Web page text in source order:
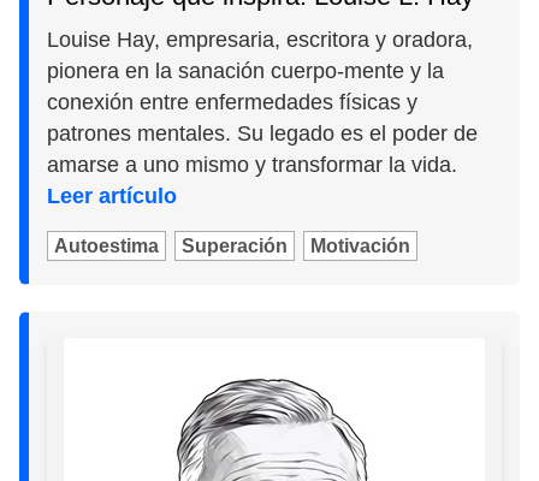
Louise Hay, empresaria, escritora y oradora,
pionera en la sanación cuerpo-mente y la
conexión entre enfermedades físicas y
patrones mentales. Su legado es el poder de
amarse a uno mismo y transformar la vida.
Leer artículo
Autoestima Superación Motivación